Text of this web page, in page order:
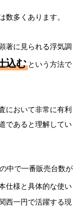
数多くあります。
著に見られる浮気調
込むという方法で
において非常に有利
であると理解してい
中で一番販売台数が
仕様と具体的な使い
西一円で活躍する現